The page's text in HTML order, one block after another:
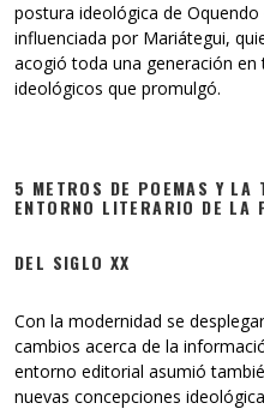
postura ideológica de
influenciada por Mariátegui,
acogió toda una generación
ideológicos que promulgó.
5 METROS DE POEMAS Y LA
ENTORNO LITERARIO DE LA
DEL SIGLO XX
Con la modernidad se
cambios acerca de la
entorno editorial asumió
nuevas concepciones